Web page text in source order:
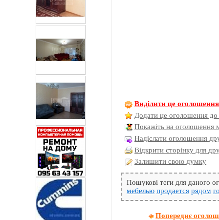
Виділити це оголошення
Додати це оголошення до
Покажіть на оголошення
Надіслати оголошення
Відкрити сторінку для
Залишити свою думку
Пошукові теги для даного
мебелью продается рядом
Попереднє